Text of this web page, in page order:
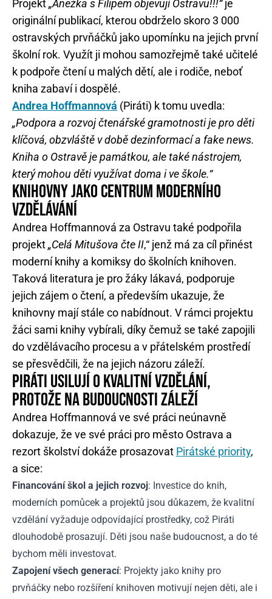
Projekt„Anežka s Filipem objevují Ostravu!!!“je
originální publikací, kterou obdrželo skoro 3 000
ostravských prvňáčků jako upomínku na jejich první
školní rok. Využít ji mohou samozřejmě také učitelé
k podpoře čtení u malých dětí, ale i rodiče, neboť
kniha zabaví i dospělé.
Andrea Hoffmannová (Piráti) k tomu uvedla:
„Podpora a rozvoj čtenářské gramotnosti je pro děti
klíčová, obzvláště v době dezinformací a fake news.
Kniha o Ostravě je památkou, ale také nástrojem,
který mohou děti využívat doma i ve škole.“
KNIHOVNY JAKO CENTRUM MODERNÍHO
VZDĚLÁVÁNÍ
Andrea Hoffmannová za Ostravu také podpořila
projekt„Celá Mitušova čte II,“ jenž má za cíl přinést
moderní knihy a komiksy do školních knihoven.
Taková literatura je pro žáky lákavá, podporuje
jejich zájem o čtení, a především ukazuje, že
knihovny mají stále co nabídnout. V rámci projektu
žáci sami knihy vybírali, díky čemuž se také zapojili
do vzdělávacího procesu a v přátelském prostředí
se přesvědčili, že na jejich názoru záleží.
PIRÁTI USILUJÍ O KVALITNÍ VZDĚLÁNÍ,
PROTOŽE NA BUDOUCNOSTI ZÁLEŽÍ
Andrea Hoffmannová ve své práci neúnavně
dokazuje, že ve své práci pro město Ostrava a
rezort školství dokáže prosazovat Pirátské priority,
a sice:
Financování škol a jejich rozvoj: Investice do knih,
moderních pomůcek a projektů jsou důkazem, že kvalitní
vzdělání vyžaduje odpovídající prostředky, což Piráti
dlouhodobě prosazují. Děti jsou naše budoucnost, a do té
bychom měli investovat.
Zapojení všech generací: Projekty jako knihy pro
prvňáčky nebo rozšíření knihoven motivují nejen děti, ale i